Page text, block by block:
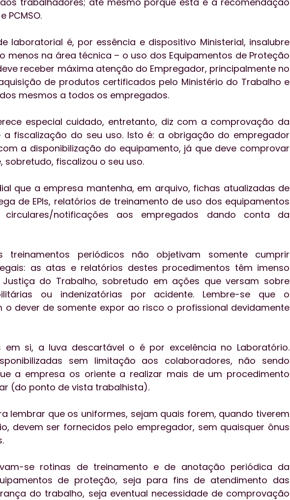
PCMSO.
laboratorial é, por essência e dispositivo Ministerial, insalubre
menos na área técnica – o uso dos Equipamentos de Proteção
receber máxima atenção do Empregador, principalmente no
de produtos certificados pelo Ministério do Trabalho e
mesmos a todos os empregados.
especial cuidado, entretanto, diz com a comprovação da
a fiscalização do seu uso. Isto é: a obrigação do empregador
a disponibilização do equipamento, já que deve comprovar
sobretudo, fiscalizou o seu uso.
que a empresa mantenha, em arquivo, fichas atualizadas de
de EPIs, relatórios de treinamento de uso dos equipamentos
notificações aos empregados dando conta da
treinamentos periódicos não objetivam somente cumprir
as atas e relatórios destes procedimentos têm imenso
do Trabalho, sobretudo em ações que versam sobre
ou indenizatórias por acidente. Lembre-se que o
o dever de somente expor ao risco o profissional devidamente
em si, a luva descartável o é por excelência no Laboratório.
sem limitação aos colaboradores, não sendo
a empresa os oriente a realizar mais de um procedimento
(do ponto de vista trabalhista).
lembrar que os uniformes, sejam quais forem, quando tiverem
devem ser fornecidos pelo empregador, sem quaisquer ônus
se rotinas de treinamento e de anotação periódica da
de proteção, seja para fins de atendimento das
do trabalho, seja eventual necessidade de comprovação